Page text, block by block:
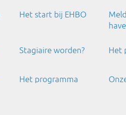
Het start bij EHBO
Stagiaire worden? Het
Het programma